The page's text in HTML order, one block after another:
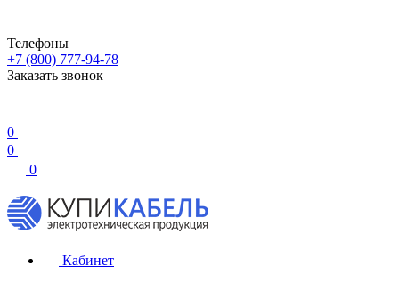
Телефоны
+7 (800) 777-94-78
Заказать звонок
0
0
0
Кабинет